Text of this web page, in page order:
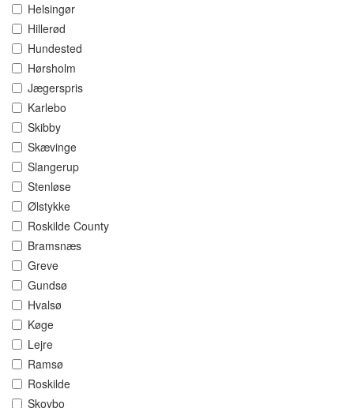
Helsingør
Hillerød
Hundested
Hørsholm
Jægerspris
Karlebo
Skibby
Skævinge
Slangerup
Stenløse
Ølstykke
Roskilde County
Bramsnæs
Greve
Gundsø
Hvalsø
Køge
Lejre
Ramsø
Roskilde
Skovbo